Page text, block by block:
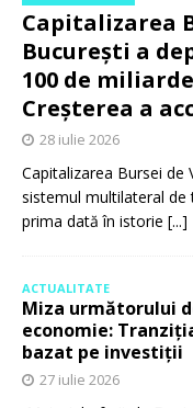
Capitalizarea
București a
100 de
Creșterea a
28 iulie 2026
Capitalizarea Bursei
sistemul multilateral de
prima dată în istorie [...]
ACTUALITATE
Miza următorului
economie:
bazat pe investiții
27 iulie 2026